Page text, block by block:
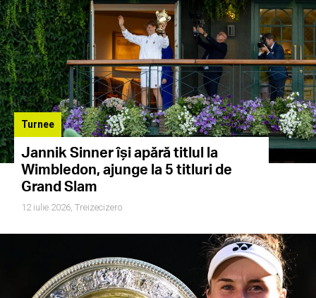
Turnee
Jannik Sinner își apără titlul la
Wimbledon, ajunge la 5 titluri de
Grand Slam
12 iulie 2026, Treizecizero